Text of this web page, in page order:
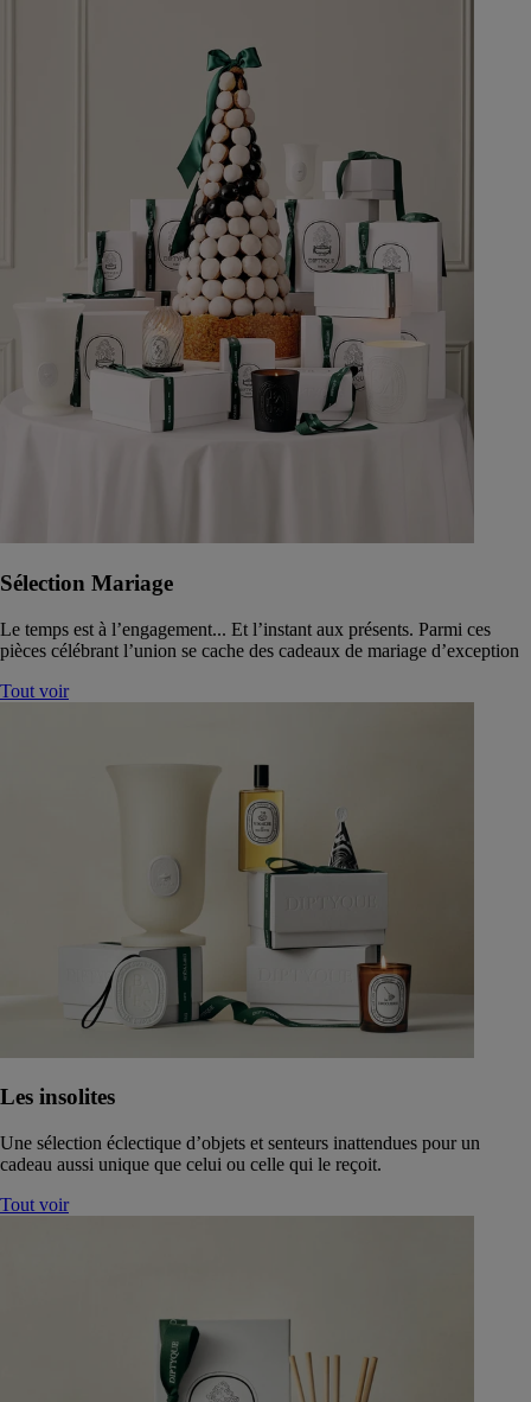
Sélection Mariage
Le temps est à l’engagement... Et l’instant aux présents. Parmi ces
pièces célébrant l’union se cache des cadeaux de mariage d’exception
Tout voir
Les insolites
Une sélection éclectique d’objets et senteurs inattendues pour un
cadeau aussi unique que celui ou celle qui le reçoit.
Tout voir